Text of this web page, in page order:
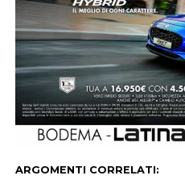
ARGOMENTI CORRELATI: